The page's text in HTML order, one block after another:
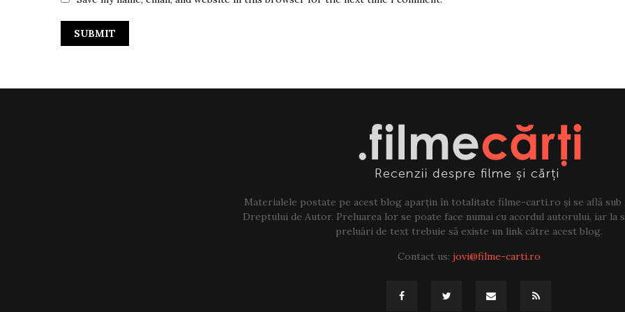
Materialele postate pe acest blog aparțin în totalitate filme-carti.ro și se află
Dreptului de Autor. Preluarea lor se poate face numai cu acordul autorului, iar la
preluări de text trebuie să existe un link către acest blog.
Contact us: jovi@filme-carti.ro